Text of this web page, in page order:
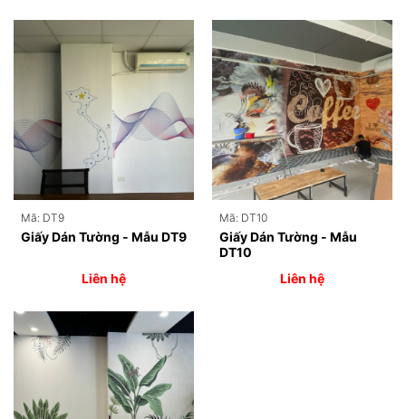
Mã: DT9
Giấy Dán Tường - Mẫu DT9
Liên hệ
Mã: DT10
Giấy Dán Tường - Mẫu
DT10
Liên hệ